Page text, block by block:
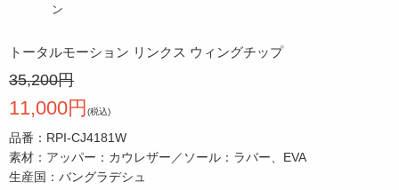
ン
トータルモーション リンクス ウィングチップ
35,200円
11,000円 (税込)
品番：RPI-CJ4181W
素材：アッパー：カウレザー／ソール：ラバー、EVA
生産国：バングラデシュ